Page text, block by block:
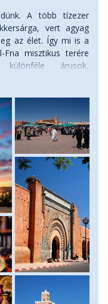
A több tízezer
vert agyag
az élet. Így mi is a
Fna misztikus terére
árusok,
kígyóbűvölők tarka
Koutoubia-mecset
Szadida
és a Bahia-palotát.
felkereshetjük
kertjét a Majorelle-
utcácskáiban
berber és tuareg
téren lacikonyhák és
örömtüzek és
előttünk az 1001
ellátás: reggeli.